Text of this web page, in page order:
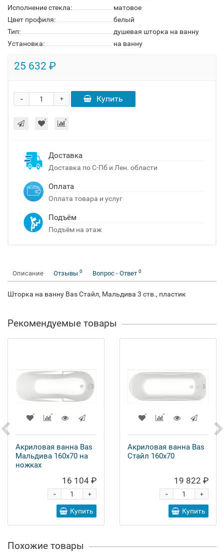
Исполнение стекла:
матовое
Цвет профиля:
белый
Тип:
душевая шторка на ванну
Установка:
на ванну
25 632 ₽
+
- Купить
Доставка
Доставка по С-Пб и Лен. области
Оплата
Оплата товара и услуг
Подъём
Подъём на этаж
Описание Отзывы 0 Вопрос - Ответ 0
Шторка на ванну Bas Стайл, Мальдива 3 ств., пластик
Рекомендуемые товары
Акриловая ванна Bas
Мальдива 160x70 на
ножках
16 104 ₽
+
-
Купить
Акриловая ванна Bas
Стайл 160x70
19 822 ₽
+
-
Купить
Похожие товары